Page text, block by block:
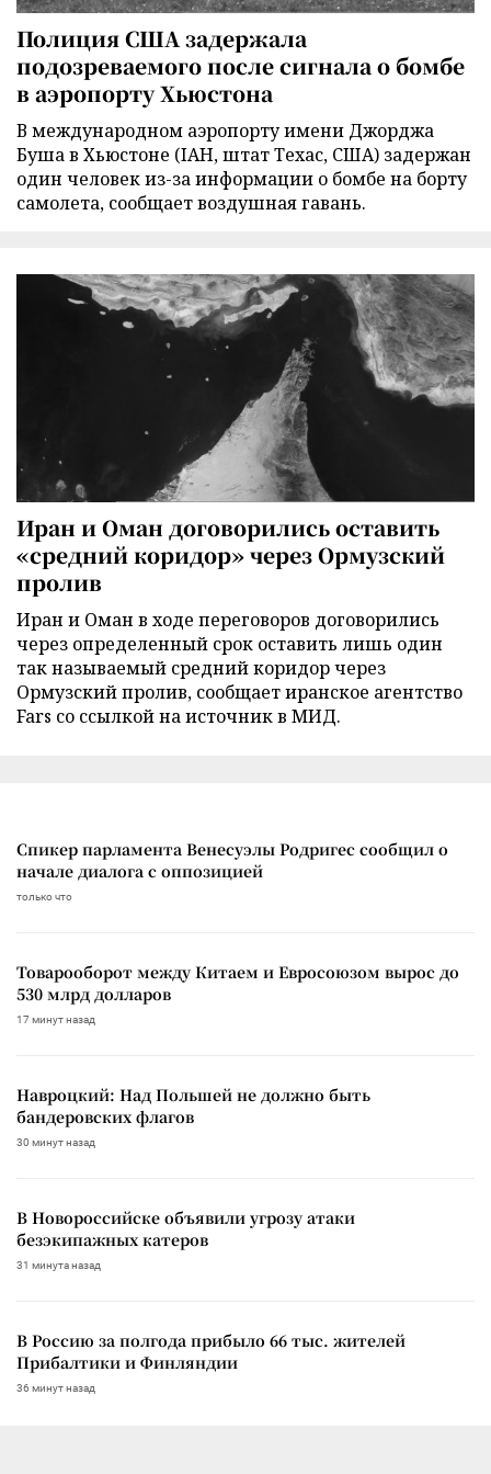
Полиция США задержала
подозреваемого после сигнала о бомбе
в аэропорту Хьюстона
В международном аэропорту имени Джорджа
Буша в Хьюстоне (IAH, штат Техас, США) задержан
один человек из-за информации о бомбе на борту
самолета, сообщает воздушная гавань.
Иран и Оман договорились оставить
«средний коридор» через Ормузский
пролив
Иран и Оман в ходе переговоров договорились
через определенный срок оставить лишь один
так называемый средний коридор через
Ормузский пролив, сообщает иранское агентство
Fars со ссылкой на источник в МИД.
Спикер парламента Венесуэлы Родригес сообщил о
начале диалога с оппозицией
только что
Товарооборот между Китаем и Евросоюзом вырос до
530 млрд долларов
17 минут назад
Навроцкий: Над Польшей не должно быть
бандеровских флагов
30 минут назад
В Новороссийске объявили угрозу атаки
безэкипажных катеров
31 минута назад
В Россию за полгода прибыло 66 тыс. жителей
Прибалтики и Финляндии
36 минут назад